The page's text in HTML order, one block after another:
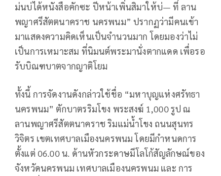
ม่นบ่ได้หนังสือคักซะ ปีหน้าเพิ่นสิมาให้บ่— ที่ ลาน
พญาศรีสัตตนาคราช นครพนม” ปรากฏว่ามีคนเข้า
มาแสดงความคิดเห็นเป็นจำนวนมาก โดยมองว่าไม่
เป็นการเหมาะสม ที่นิมนต์พระมานั่งตากแดด เพื่อรอ
รับบิณฑบาตจากญาติโยม
ทั้งนี้ การจัดงานดังกล่าวใช้ชื่อ “มหาบุญแห่งศรัทธา
นครพนม” ตักบาตรริมโขง พระสงฆ์ 1,000 รูป ณ
ลานพญาศรีสัตตนาคราช ริมแม่น้ำโขง ถนนสุนทร
วิจิตร เขตเทศบาลเมืองนครพนม โดยมีกำหนดการ
ตั้งแต่ 06.00 น. ด้านหัวกระดาษมีโลโก้สัญลักษณ์ของ
จังหวัดนครพนม เทศบาลเมืองนครพนม และ การ